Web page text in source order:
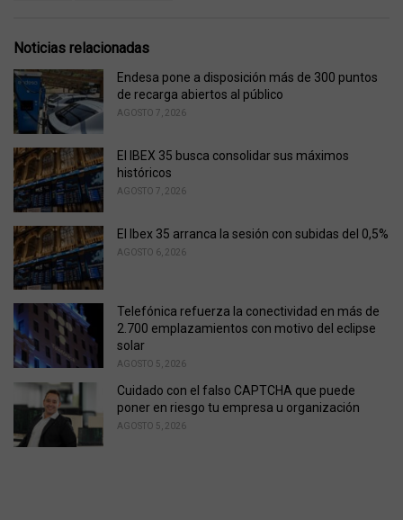
o
r
i
e
s
:Noticias relacionadas
Endesa pone a disposición más de 300 puntos
de recarga abiertos al público
AGOSTO 7, 2026
El IBEX 35 busca consolidar sus máximos
históricos
AGOSTO 7, 2026
El Ibex 35 arranca la sesión con subidas del 0,5%
AGOSTO 6, 2026
Telefónica refuerza la conectividad en más de
2.700 emplazamientos con motivo del eclipse
solar
AGOSTO 5, 2026
Cuidado con el falso CAPTCHA que puede
poner en riesgo tu empresa u organización
AGOSTO 5, 2026